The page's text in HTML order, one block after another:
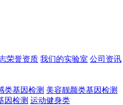
荣誉资质 我们的实验室 公司资讯
类基因检测 美容靓颜类基因检测
因检测 运动健身类